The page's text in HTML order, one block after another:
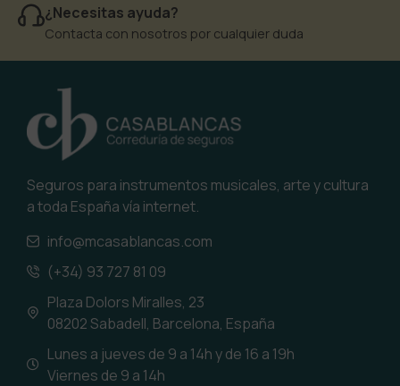
¿Necesitas ayuda?
Contacta con nosotros por cualquier duda
Seguros para instrumentos musicales, arte y cultura
a toda España vía internet.
info@mcasablancas.com
(+34) 93 727 81 09
Plaza Dolors Miralles, 23
08202 Sabadell, Barcelona, España
Lunes a jueves de 9 a 14h y de 16 a 19h
Viernes de 9 a 14h